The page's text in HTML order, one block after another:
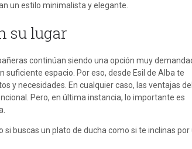
un estilo minimalista y elegante.
su lugar
continúan siendo una opción muy
espacio. Por eso, desde Esil de Alba te
y necesidades. En cualquier caso, las ventajas
Pero, en última instancia, lo importante es
buscas un plato de ducha como si te inclinas por